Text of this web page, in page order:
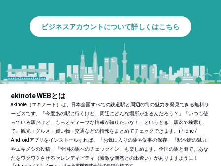
ビジネスアカウントについて詳しくはこちら
ekinote WEBとは
ekinote（エキノート）は、日本全国すべての鉄道駅と周辺の街の魅力を発見できる無料サ
ービスです。「今度あの駅に行くけど、周辺にどんな場所があるんだろう？」「いつも使
っている駅だけど、もっとディープな情報が知りたいな！」というとき、駅名で検索し
て、観光・グルメ・買い物・交通などの情報をまとめてチェックできます。iPhone /
Androidアプリをインストールすれば、「お気に入りの駅や記事の保存」「駅や街の魅力
やエキメシの投稿」「全国の駅へのチェックイン」も楽しめます。全国の駅と街で、あな
たをワクワクさせるセレンディピティ（素敵な偶然との出逢い）がありますように！